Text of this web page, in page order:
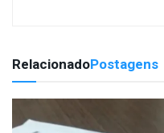
RelacionadoPostagens